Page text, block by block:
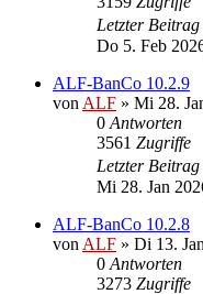
Letzter Beitrag
Do 5. Feb
ALF-BanCo 10.2.9
von ALF » Mi 28.
0 Antworten
3561 Zugriffe
Letzter Beitrag
Mi 28. Jan
ALF-BanCo 10.2.8
von ALF » Di 13.
0 Antworten
3273 Zugriffe